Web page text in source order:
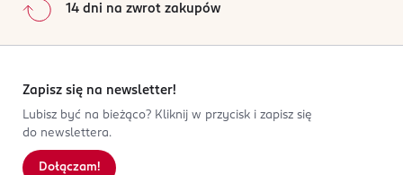
14 dni na zwrot zakupów
Zapisz się na newsletter!
Lubisz być na bieżąco? Kliknij w przycisk i zapisz się
do newslettera.
Dołączam!